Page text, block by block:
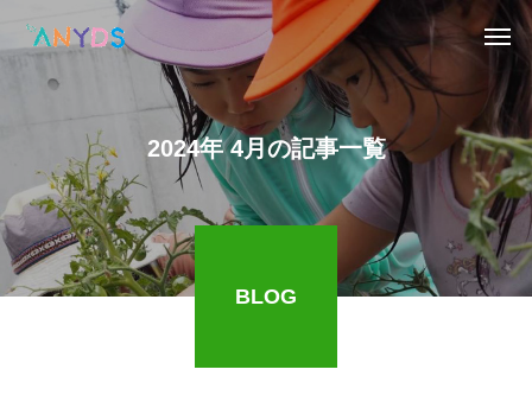
2024年 4月の記事一覧
BLOG